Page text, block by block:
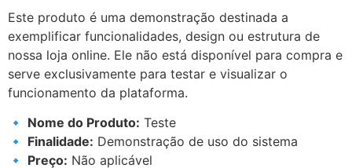
Este produto é uma demonstração destinada a
exemplificar funcionalidades, design ou estrutura de
nossa loja online. Ele não está disponível para compra e
serve exclusivamente para testar e visualizar o
funcionamento da plataforma.
🔹 Nome do Produto: Teste
🔹 Finalidade: Demonstração de uso do sistema
🔹 Preço: Não aplicável